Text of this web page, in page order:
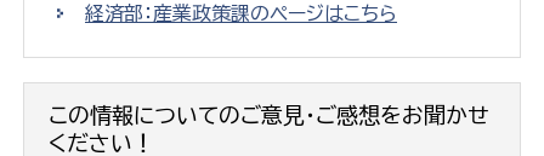
経済部：産業政策課のページはこちら
この情報についてのご意見・ご感想をお聞かせ
ください！